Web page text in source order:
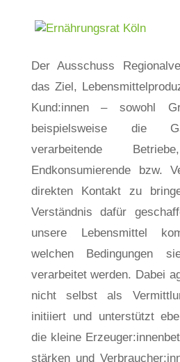
Der Ausschuss
das Ziel,
Kund:innen – sowohl
beispielsweise die
verarbeitende
Endkonsumierende bzw.
direkten Kontakt zu
Verständnis dafür
unsere Lebensmittel
welchen Bedingungen
verarbeitet werden. Dabei
nicht selbst als
initiiert und unterstützt
die kleine
stärken und